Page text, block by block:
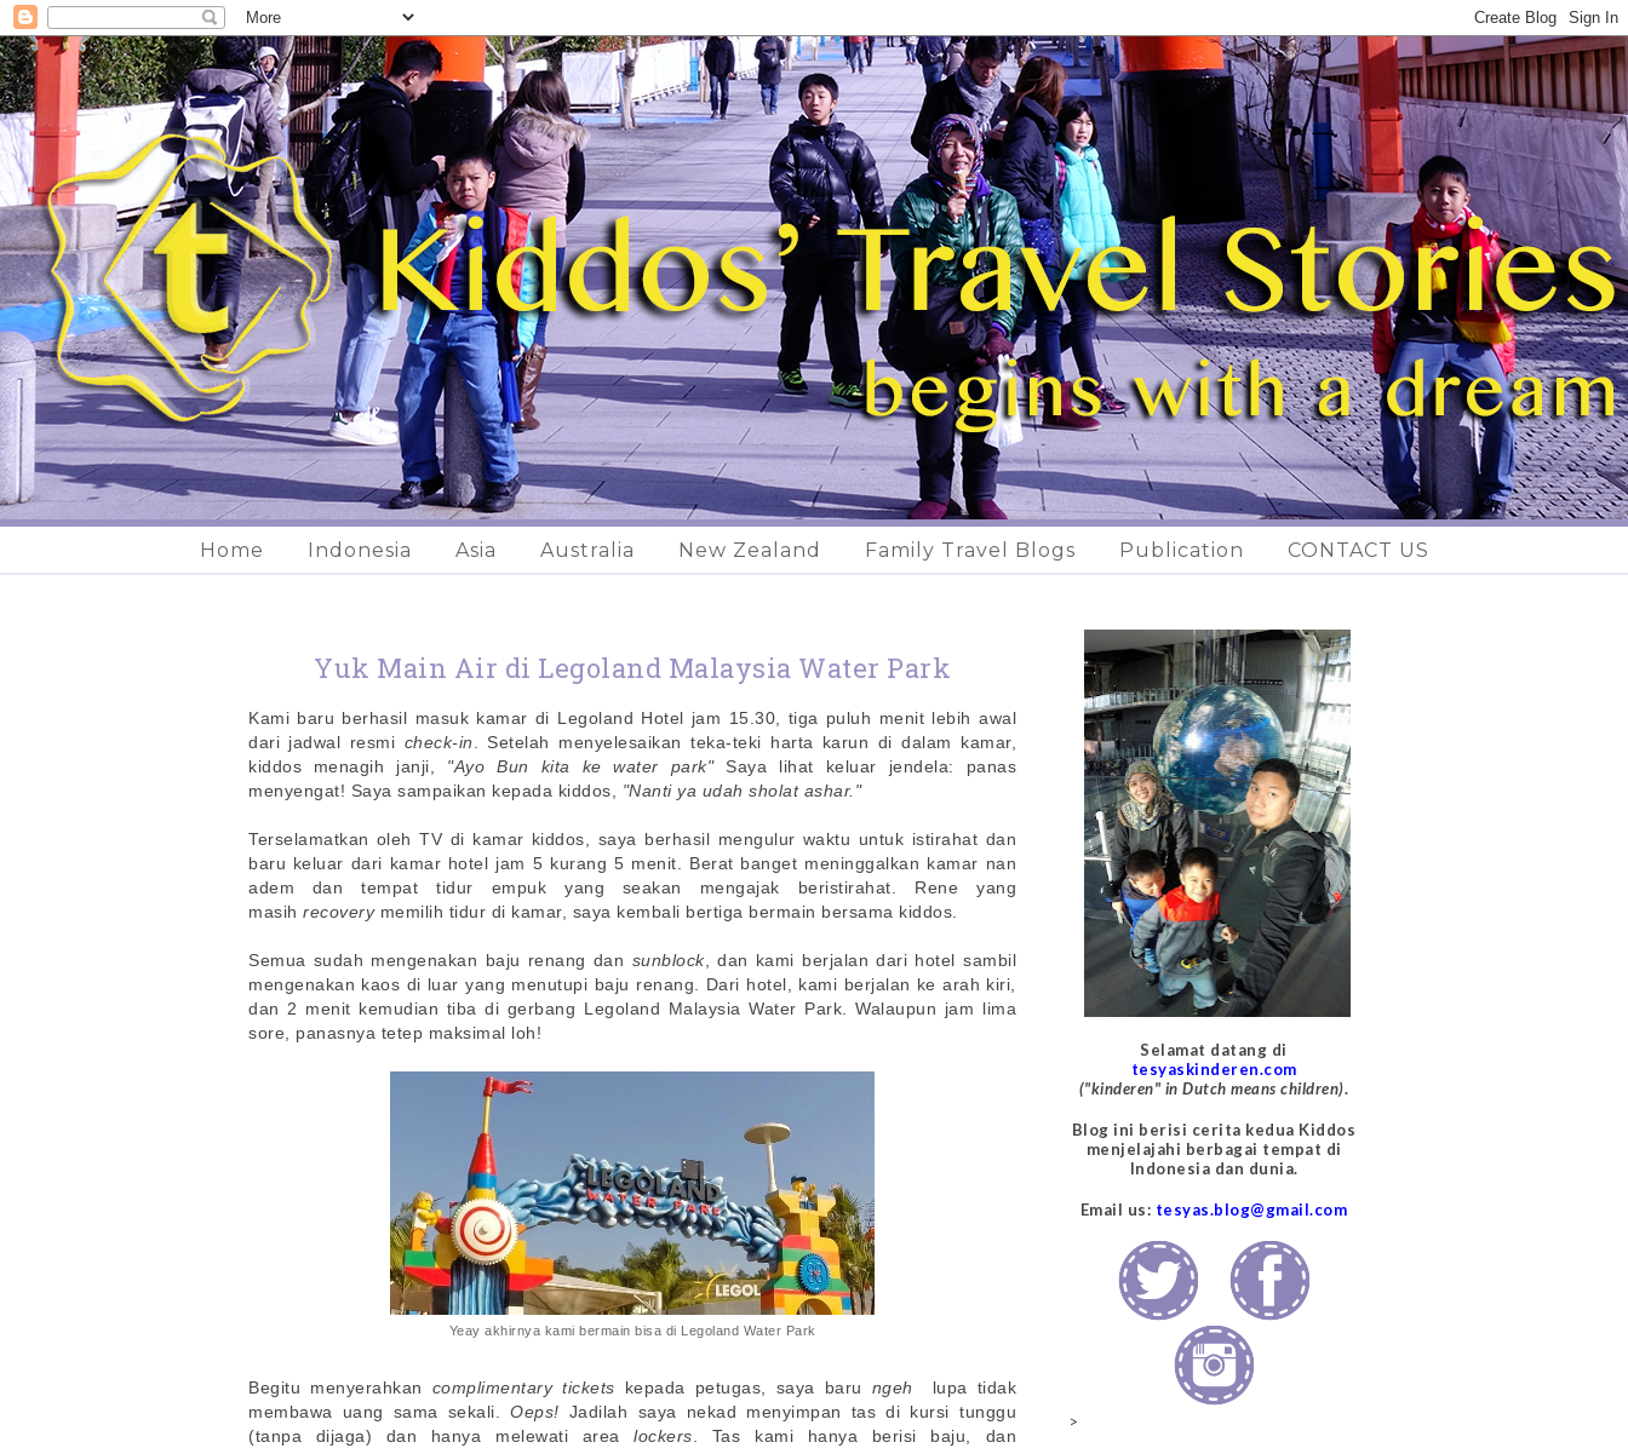
Home Indonesia Asia Australia New Zealand Family Travel Blogs Publication CONTACT US
Yuk Main Air di Legoland Malaysia Water Park
Kami baru berhasil masuk kamar di Legoland Hotel jam 15.30, tiga puluh menit lebih awal
dari jadwal resmi check-in. Setelah menyelesaikan teka-teki harta karun di dalam kamar,
kiddos menagih janji, "Ayo Bun kita ke water park" Saya lihat keluar jendela: panas
menyengat! Saya sampaikan kepada kiddos, "Nanti ya udah sholat ashar."
Terselamatkan oleh TV di kamar kiddos, saya berhasil mengulur waktu untuk istirahat dan
baru keluar dari kamar hotel jam 5 kurang 5 menit. Berat banget meninggalkan kamar nan
adem dan tempat tidur empuk yang seakan mengajak beristirahat. Rene yang
masih recoverymemilih tidur di kamar, saya kembali bertiga bermain bersama kiddos.
Semua sudah mengenakan baju renang dan sunblock, dan kami berjalan dari hotel sambil
mengenakan kaos di luar yang menutupi baju renang. Dari hotel, kami berjalan ke arah kiri,
dan 2 menit kemudian tiba di gerbang Legoland Malaysia Water Park. Walaupun jam lima
sore, panasnya tetep maksimal loh!
Yeay akhirnya kami bermain bisa di Legoland Water Park
Begitu menyerahkan complimentary tickets kepada petugas, saya baru ngeh lupa tidak
membawa uang sama sekali.Oeps! Jadilah saya nekad menyimpan tas di kursi tunggu
(tanpa dijaga) dan hanya melewati arealockers. Tas kami hanya berisi baju, dan
Selamat datang di
tesyaskinderen.com
("kinderen" in Dutch means children).
Blog ini berisi cerita kedua Kiddos
menjelajahi berbagai tempat di
Indonesia dan dunia.
Email us: tesyas.blog@gmail.com
>